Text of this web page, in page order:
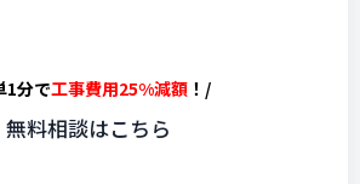
1分で工事費用25%減額！/
無料相談はこちら